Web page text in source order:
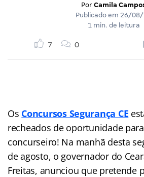
Por Camila
Publicado em 26/
1 min. de leitura
7 0
Os Concursos Segurança CE
recheados de oportunidade
concurseiro! Na manhã desta
de agosto, o governador do
Freitas, anunciou que pretende